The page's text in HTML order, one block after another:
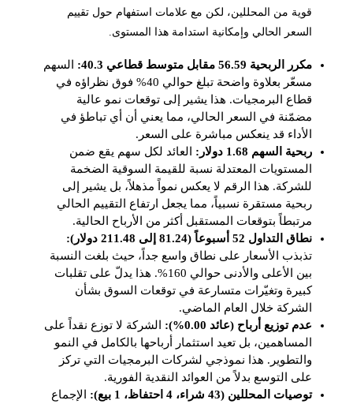
قوية من المحللين، لكن مع علامات استفهام حول تقييم
السعر الحالي وإمكانية استدامة هذا المستوى.
مكرر الربحية 56.59 مقابل متوسط قطاعي 40.3:
السهم
مسعّر بعلاوة واضحة تبلغ حوالي 40% فوق نظراؤه في
قطاع البرمجيات. هذا يشير إلى توقعات نمو عالية
مضمّنة في السعر الحالي، مما يعني أن أي تباطؤ في
الأداء قد ينعكس مباشرة على السعر.
ربحية السهم 1.68 دولار:
العائد لكل سهم يقع ضمن
المستويات المعتدلة نسبة للقيمة السوقية الضخمة
للشركة. هذا الرقم لا يعكس نمواً مذهلاً، بل يشير إلى
ربحية مستقرة نسبياً، مما يجعل ارتفاع التقييم الحالي
مرتبطاً بتوقعات المستقبل أكثر من الأرباح الحالية.
نطاق التداول 52 أسبوعاً (81.24 إلى 211.48 دولار):
تذبذب الأسعار على نطاق واسع جداً، حيث بلغت النسبة
بين الأعلى والأدنى حوالي 160%. هذا يدلّ على تقلبات
كبيرة وتغيّرات متسارعة في توقعات السوق بشأن
الشركة خلال العام الماضي.
عدم توزيع أرباح (عائد 0.00%):
الشركة لا توزع نقداً على
المساهمين، بل تعيد استثمار أرباحها بالكامل في النمو
والتطوير. هذا نموذجي لشركات البرمجيات التي تركز
على التوسع بدلاً من العوائد النقدية الفورية.
توصيات المحللين (43 شراء، 4 احتفاظ، 1 بيع):
الإجماع